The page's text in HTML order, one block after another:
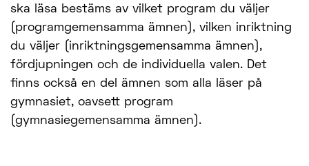
ska läsa bestäms av vilket program du väljer
(programgemensamma ämnen), vilken inriktning
du väljer (inriktningsgemensamma ämnen),
fördjupningen och de individuella valen. Det
finns också en del ämnen som alla läser på
gymnasiet, oavsett program
(gymnasiegemensamma ämnen).